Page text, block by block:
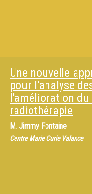
Une nouvelle
pour l'analyse
l'amélioration
radiothérapie
M. Jimmy Fontaine
Centre Marie Curie Valance